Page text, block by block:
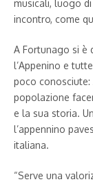
musicali, luogo
incontro, come
A Fortunago si è
l’Appenino e
poco conosciute:
popolazione
e la sua storia.
l’appennino
italiana.
“Serve una